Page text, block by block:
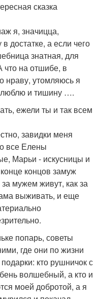
сказка
я, значицца,
а если чего
знатная, для
что на отшибе, в
нраву, утомляюсь я
люблю и тишину ….
ежели ты и так всем
завидки меня
все Елены
Марьи - искусницы и
концов замуж
мужем живут, как за
выживать, и еще
попарь, советы
где они по жизни
кто рушничок с
волшебный, а кто и
моей добротой, а я